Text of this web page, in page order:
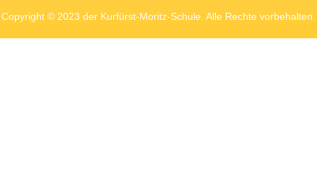
Copyright © 2023 der Kurfürst-Moritz-Schule. Alle Rechte vorbehalten.